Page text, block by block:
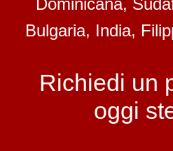
Dominicana,
Bulgaria, India,
Richiedi un
oggi